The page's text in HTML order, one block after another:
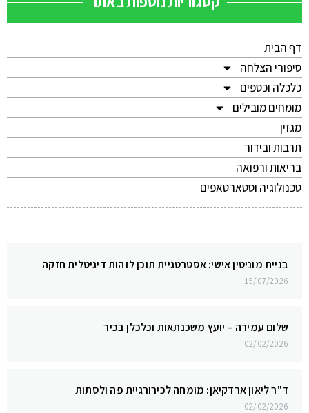
דף הבית
סיפורי הצלחה
כלכלה וכספים
מומחים מובילים
מגזין
תרבות ובידור
בריאות ורפואה
טכנולוגיה וסטארטאפים
בניית מוניטין אישי: אסטרטגיית תוכן לזהות דיגיטלית חזקה
15/07/2026
שלום עמירה – יועץ משכנתאות וכלכלן בכיר
02/02/2026
ד"ר ליאון ארדקיאן: מומחה לכירורגיית פה ולסתות
02/02/2026